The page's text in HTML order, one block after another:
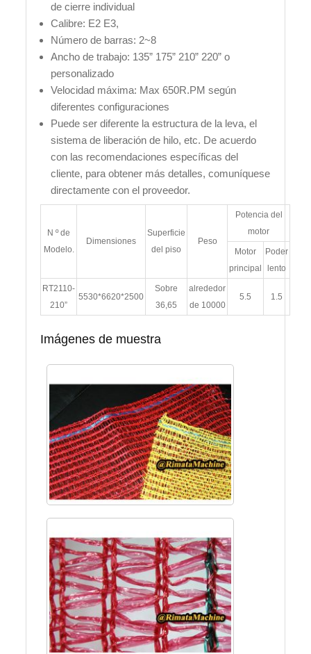
de cierre individual
Calibre: E2 E3,
Número de barras: 2~8
Ancho de trabajo: 135” 175” 210” 220” o
personalizado
Velocidad máxima: Max 650R.PM según
diferentes configuraciones
Puede ser diferente la estructura de la leva, el
sistema de liberación de hilo, etc. De acuerdo
con las recomendaciones específicas del
cliente, para obtener más detalles, comuníquese
directamente con el proveedor.
N º de
Modelo.
Dimensiones
Superficie
del piso
Peso
Potencia del
motor
Motor
principal
Poder
lento
RT2110-
210”
5530*6620*2500
Sobre
36,65
alrededor
de 10000
5.5 1.5
Imágenes de muestra